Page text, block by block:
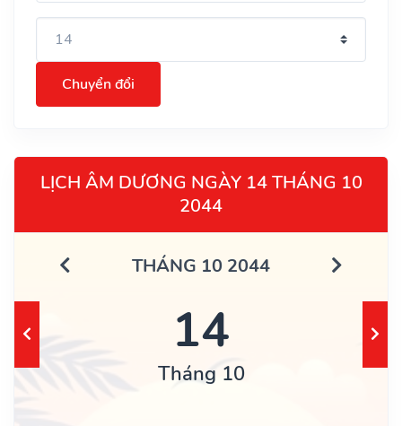
Chuyển đổi
LỊCH ÂM DƯƠNG NGÀY 14 THÁNG 10
2044
THÁNG 10 2044
14
Tháng 10